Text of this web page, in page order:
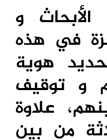
و
في هذه
هوية
و توقيف
علاوة
من بين